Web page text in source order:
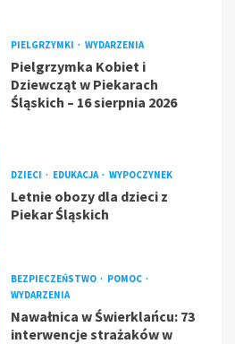
PIELGRZYMKI WYDARZENIA
Pielgrzymka Kobiet i
Dziewcząt w Piekarach
Śląskich – 16 sierpnia 2026
DZIECI EDUKACJA WYPOCZYNEK
Letnie obozy dla dzieci z
Piekar Śląskich
BEZPIECZEŃSTWO
POMOC
WYDARZENIA
Nawałnica w Świerklańcu: 73
interwencje strażaków w